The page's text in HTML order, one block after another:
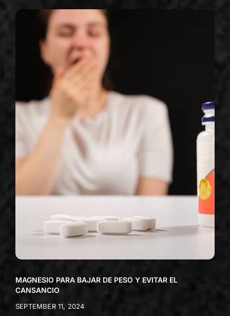
MAGNESIO PARA BAJAR DE PESO Y EVITAR EL
CANSANCIO
SEPTEMBER 11, 2024